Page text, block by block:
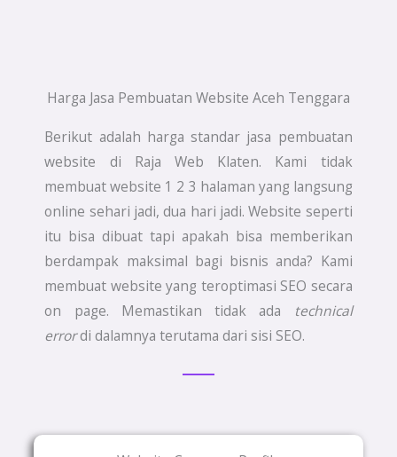
Harga Jasa Pembuatan Website Aceh Tenggara
Berikut adalah harga standar jasa pembuatan
website di Raja Web Klaten. Kami tidak
membuat website 1 2 3 halaman yang langsung
online sehari jadi, dua hari jadi. Website seperti
itu bisa dibuat tapi apakah bisa memberikan
berdampak maksimal bagi bisnis anda? Kami
membuat website yang teroptimasi SEO secara
on page. Memastikan tidak ada
technical
errordi dalamnya terutama dari sisi SEO.